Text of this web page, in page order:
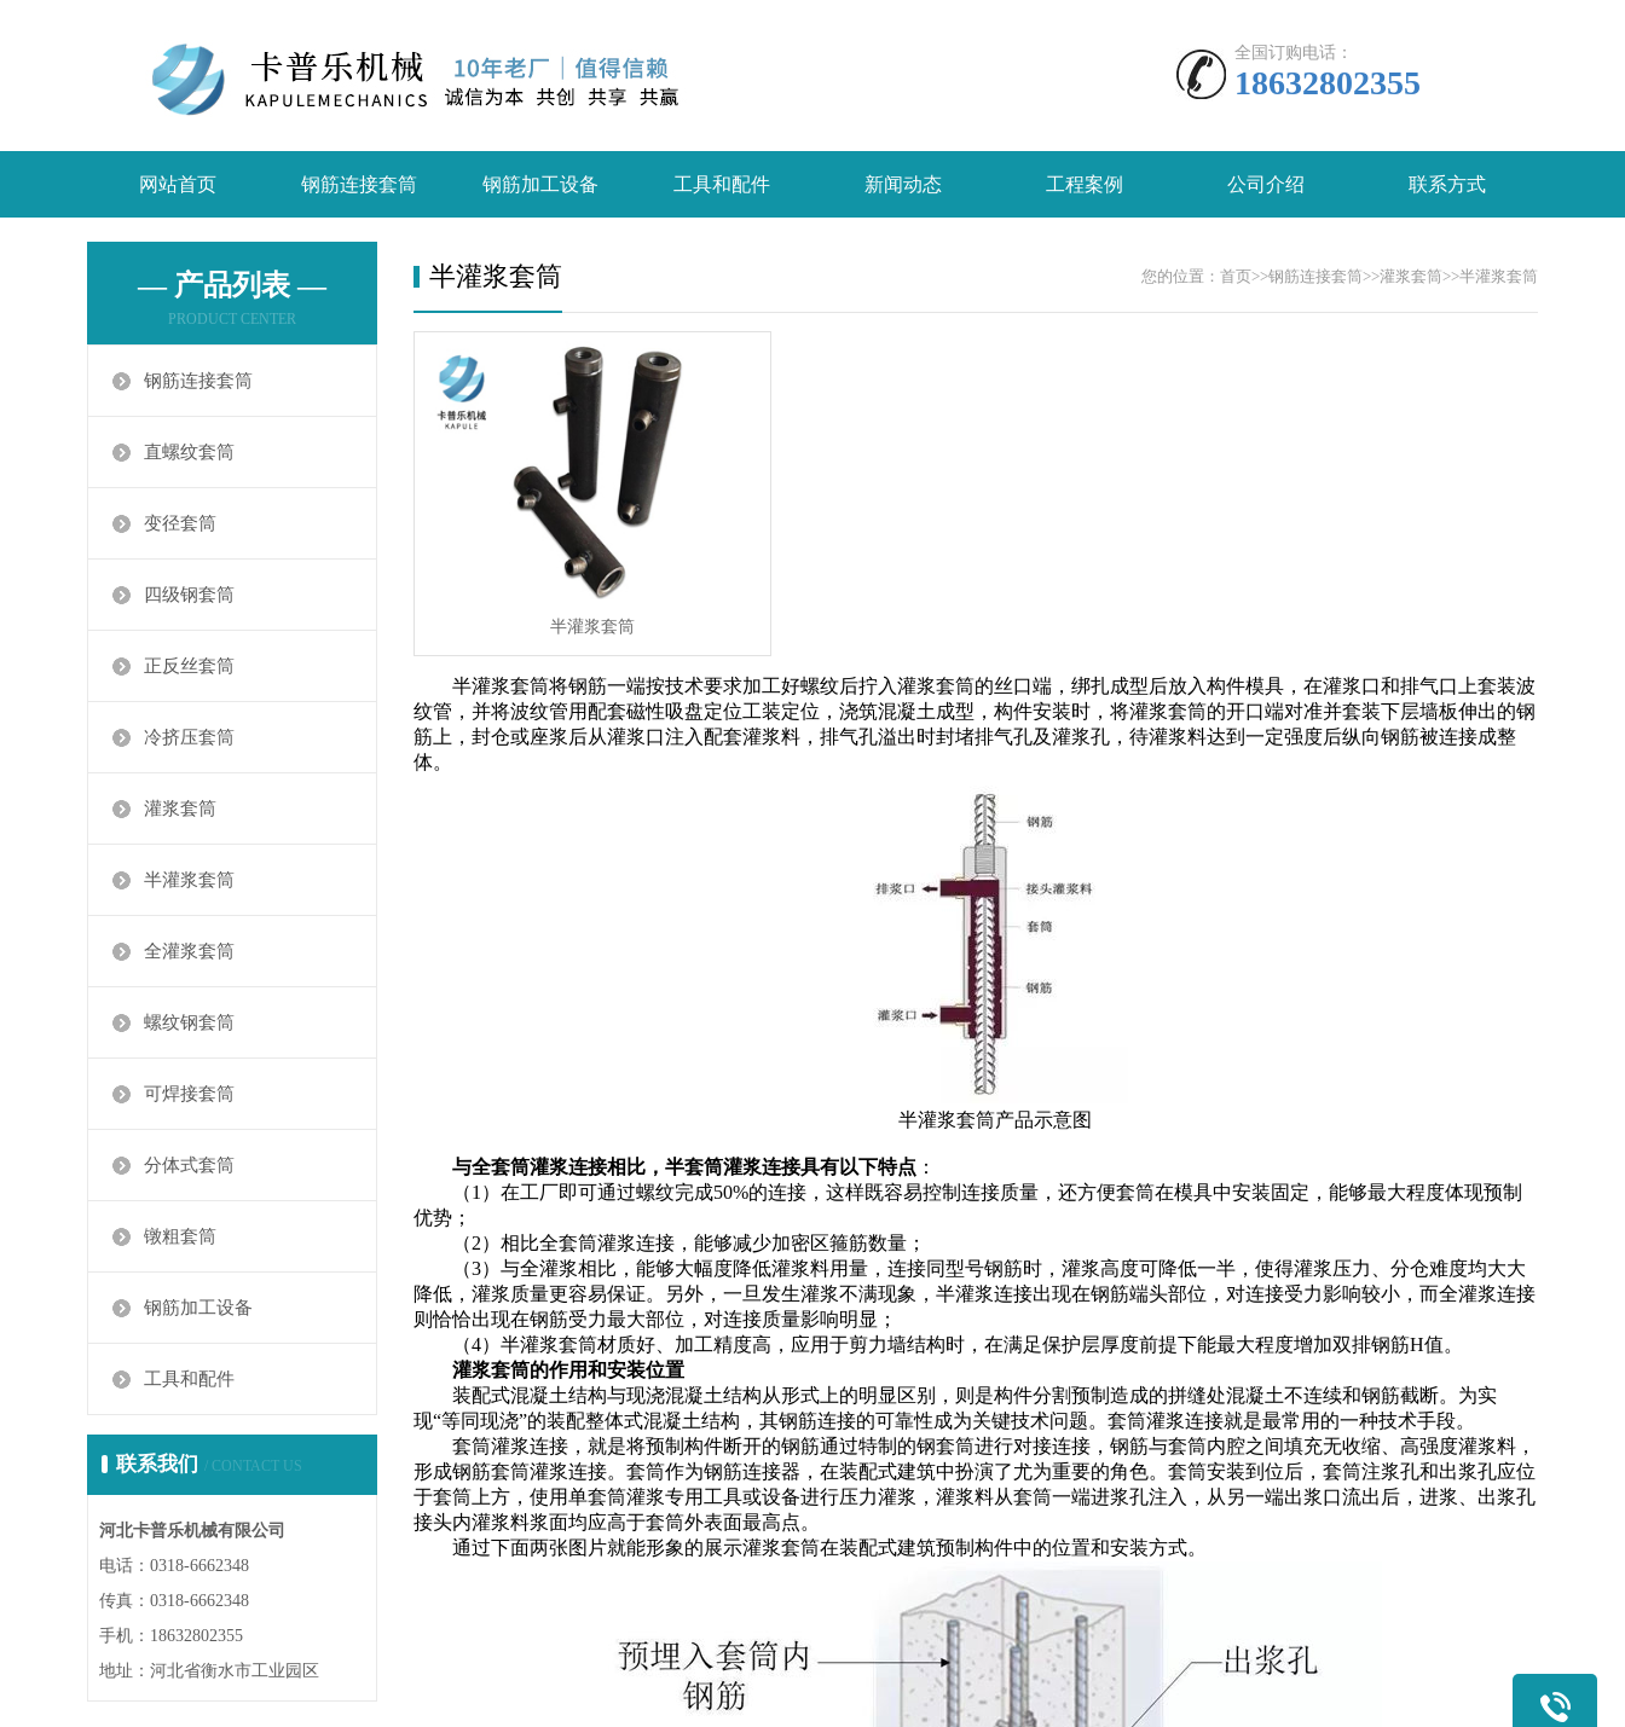
全国订购电话：
18632802355
网站首页 钢筋连接套筒 钢筋加工设备 工具和配件 新闻动态 工程案例 公司介绍 联系方式
— 产品列表 —
PRODUCT CENTER
钢筋连接套筒
直螺纹套筒
变径套筒
四级钢套筒
正反丝套筒
冷挤压套筒
灌浆套筒
半灌浆套筒
全灌浆套筒
螺纹钢套筒
可焊接套筒
分体式套筒
镦粗套筒
钢筋加工设备
工具和配件
联系我们 / CONTACT US
河北卡普乐机械有限公司
电话：0318-6662348
传真：0318-6662348
手机：18632802355
地址：河北省衡水市工业园区
您的位置： 首页>>钢筋连接套筒>>灌浆套筒>>半灌浆套筒
半灌浆套筒
半灌浆套筒
半灌浆套筒将钢筋一端按技术要求加工好螺纹后拧入灌浆套筒的丝口端，绑扎成型后放入构件模具，在灌浆口和排气口上套装波
纹管，并将波纹管用配套磁性吸盘定位工装定位，浇筑混凝土成型，构件安装时，将灌浆套筒的开口端对准并套装下层墙板伸出的钢
筋上，封仓或座浆后从灌浆口注入配套灌浆料，排气孔溢出时封堵排气孔及灌浆孔，待灌浆料达到一定强度后纵向钢筋被连接成整
体。
半灌浆套筒产品示意图
与全套筒灌浆连接相比，半套筒灌浆连接具有以下特点 ：
（1）在工厂即可通过螺纹完成50%的连接，这样既容易控制连接质量，还方便套筒在模具中安装固定，能够最大程度体现预制
优势；
（2）相比全套筒灌浆连接，能够减少加密区箍筋数量；
（3）与全灌浆相比，能够大幅度降低灌浆料用量，连接同型号钢筋时，灌浆高度可降低一半，使得灌浆压力、分仓难度均大大
降低，灌浆质量更容易保证。另外，一旦发生灌浆不满现象，半灌浆连接出现在钢筋端头部位，对连接受力影响较小，而全灌浆连接
则恰恰出现在钢筋受力最大部位，对连接质量影响明显；
（4）半灌浆套筒材质好、加工精度高，应用于剪力墙结构时，在满足保护层厚度前提下能最大程度增加双排钢筋H值。
灌浆套筒的作用和安装位置
装配式混凝土结构与现浇混凝土结构从形式上的明显区别，则是构件分割预制造成的拼缝处混凝土不连续和钢筋截断。为实
现“等同现浇”的装配整体式混凝土结构，其钢筋连接的可靠性成为关键技术问题。套筒灌浆连接就是最常用的一种技术手段。
套筒灌浆连接，就是将预制构件断开的钢筋通过特制的钢套筒进行对接连接，钢筋与套筒内腔之间填充无收缩、高强度灌浆料，
形成钢筋套筒灌浆连接。套筒作为钢筋连接器，在装配式建筑中扮演了尤为重要的角色。套筒安装到位后，套筒注浆孔和出浆孔应位
于套筒上方，使用单套筒灌浆专用工具或设备进行压力灌浆，灌浆料从套筒一端进浆孔注入，从另一端出浆口流出后，进浆、出浆孔
接头内灌浆料浆面均应高于套筒外表面最高点。
通过下面两张图片就能形象的展示灌浆套筒在装配式建筑预制构件中的位置和安装方式。